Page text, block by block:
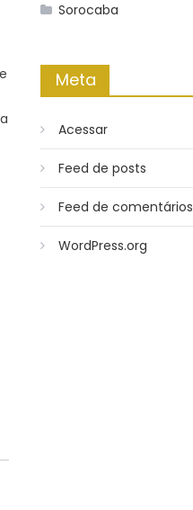
Sorocaba
Meta
Acessar
Feed de posts
Feed de comentários
WordPress.org